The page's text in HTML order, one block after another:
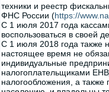
техники и реестр
ФНС России (https://
С 1 июля 2017 года
воспользоваться в своей
С 1 июля 2018 года также
настоящее время не
индивидуальные
налогоплательщиками
налогообложения, а